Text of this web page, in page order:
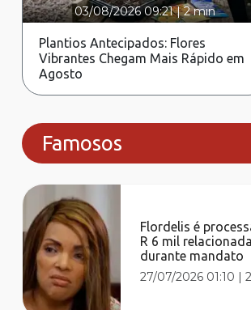
03/08/2026 09:21|2 min
Plantios Antecipados: Flores
Vibrantes Chegam Mais Rápido em
Agosto
Famosos
Flordelis é
R 6 mil
durante mandato
27/07/2026 01:10 |